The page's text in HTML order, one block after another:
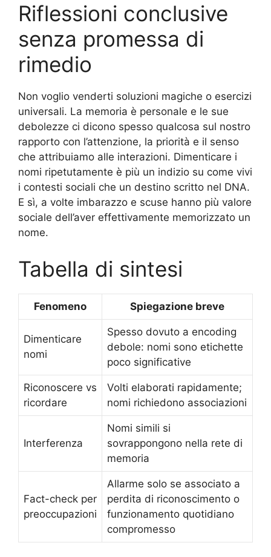
Riflessioni conclusive
senza promessa di
rimedio
Non voglio venderti soluzioni magiche o esercizi
universali. La memoria è personale e le sue
debolezze ci dicono spesso qualcosa sul nostro
rapporto con l’attenzione, la priorità e il senso
che attribuiamo alle interazioni. Dimenticare i
nomi ripetutamente è più un indizio su come vivi
i contesti sociali che un destino scritto nel DNA.
E sì, a volte imbarazzo e scuse hanno più valore
sociale dell’aver effettivamente memorizzato un
nome.
Tabella di sintesi
Fenomeno Spiegazione breve
Dimenticare
nomi
Spesso dovuto a encoding
debole: nomi sono etichette
poco significative
Riconoscere vs
ricordare
Volti elaborati rapidamente;
nomi richiedono associazioni
Interferenza
Nomi simili si
sovrappongono nella rete di
memoria
Fact-check per
preoccupazioni
Allarme solo se associato a
perdita di riconoscimento o
funzionamento quotidiano
compromesso